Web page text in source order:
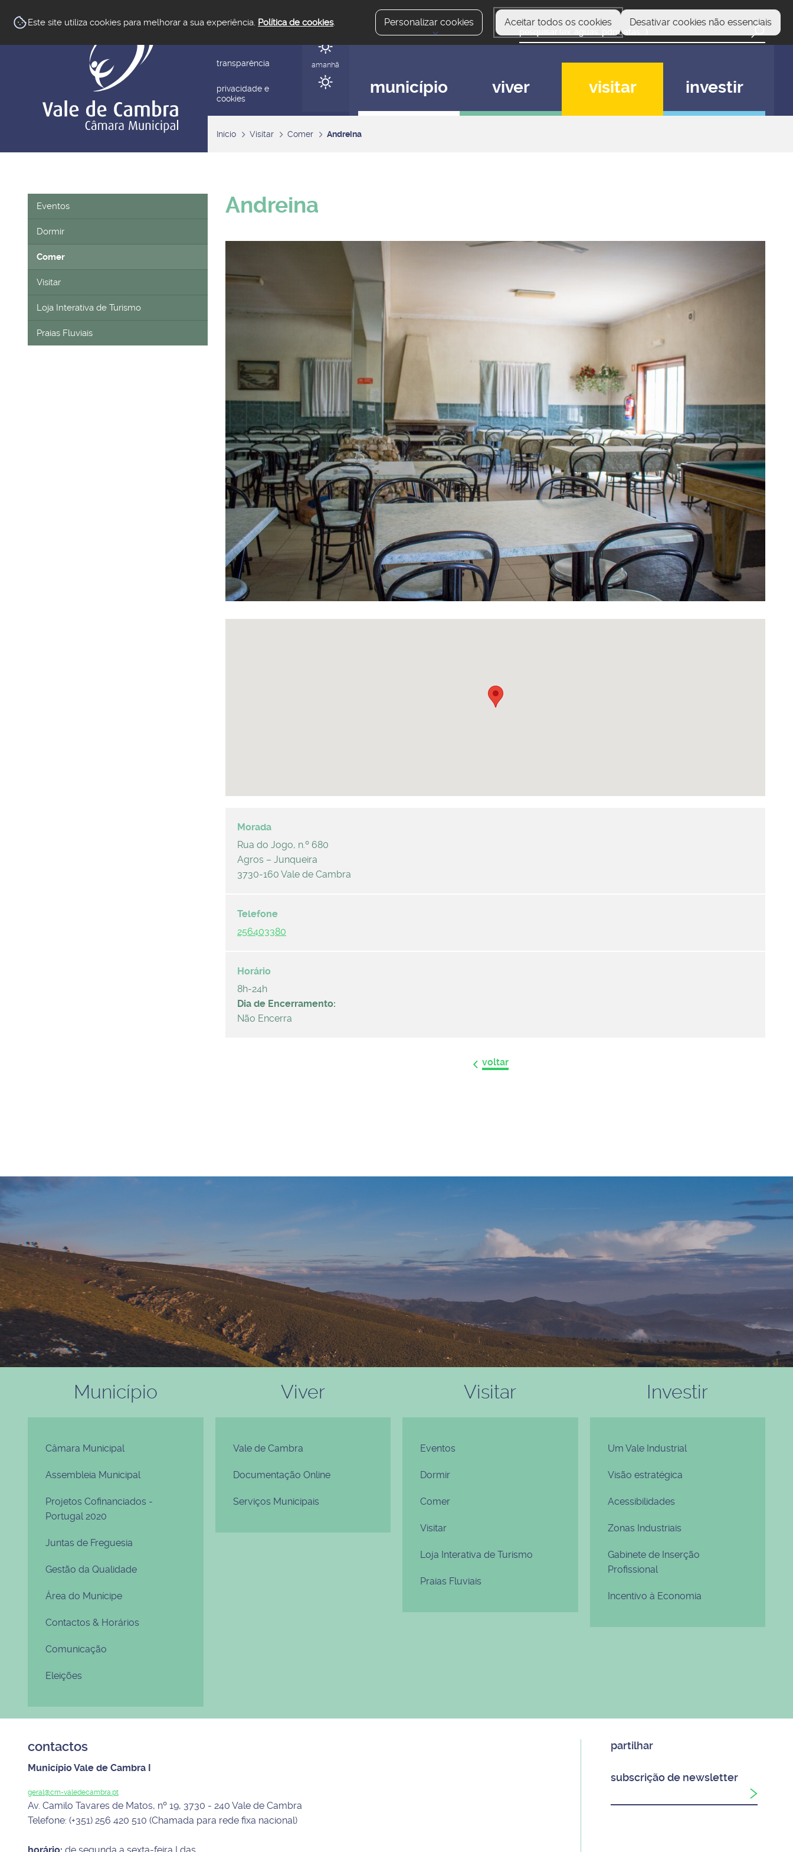
Este site utiliza cookies para melhorar a sua experiência. Política de cookies. Personalizar cookies Aceitar todos os cookies Desativar cookies não essenciais
transparência
privacidade e
cookies
hoje
amanhã
município viver visitar investir
Início Visitar Comer Andreina
Eventos
Dormir
Comer
Visitar
Loja Interativa de Turismo
Praias Fluviais
Andreina
Rua do Jogo, n.º 680
Agros – Junqueira
3730-160 Vale de Cambra
256403380
8h-24h
Dia de Encerramento:
Não Encerra
voltar
Município
Câmara Municipal
Assembleia Municipal
Projetos Cofinanciados -
Portugal 2020
Juntas de Freguesia
Gestão da Qualidade
Área do Munícipe
Contactos & Horários
Comunicação
Eleições
Viver
Vale de Cambra
Documentação Online
Serviços Municipais
Visitar
Eventos
Dormir
Comer
Visitar
Loja Interativa de Turismo
Praias Fluviais
Investir
Um Vale Industrial
Visão estratégica
Acessibilidades
Zonas Industriais
Gabinete de Inserção
Profissional
Incentivo à Economia
contactos
Município Vale de Cambra I
geral@cm-valedecambra.pt
Av. Camilo Tavares de Matos, nº 19, 3730 - 240 Vale de Cambra
Telefone: (+351) 256 420 510 (Chamada para rede fixa nacional)
partilhar
subscrição de newsletter